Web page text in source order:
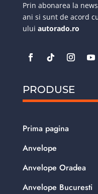
Prin abonarea la
ani si sunt de acord
ului autorado.ro
PRODUSE
Prima pagina
Anvelope
Anvelope Oradea
Anvelope Bucuresti